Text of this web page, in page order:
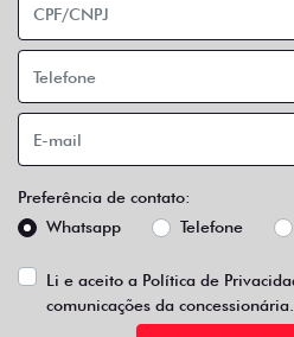
Preferência de contato:
Whatsapp
Telefone
Li e aceito a Política de
comunicações da concessionária.